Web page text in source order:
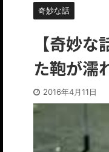
奇妙な話
【奇妙
た鞄が濡
2016年4月11日